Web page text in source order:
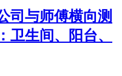
司与师傅横向测
卫生间、阳台、